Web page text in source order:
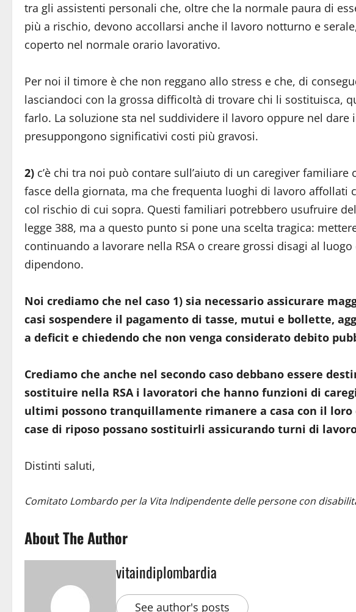
tra gli assistenti personali che, oltre che la normale paura di
più a rischio, devono accollarsi anche il lavoro notturno e
coperto nel normale orario lavorativo.
Per noi il timore è che non reggano allo stress e che, di
lasciandoci con la grossa difficoltà di trovare chi li sostituisca,
farlo. La soluzione sta nel suddividere il lavoro oppure nel
presuppongono significativi costi più gravosi.
2) c’è chi tra noi può contare sull’aiuto di un caregiver familiare
fasce della giornata, ma che frequenta luoghi di lavoro affollati
col rischio di cui sopra. Questi familiari potrebbero usufruire
legge 388, ma a questo punto si pone una scelta tragica:
continuando a lavorare nella RSA o creare grossi disagi al
dipendono.
Noi crediamo che nel caso 1) sia necessario assicurare
casi sospendere il pagamento di tasse, mutui e bollette,
a deficit e chiedendo che non venga considerato debito
Crediamo che anche nel secondo caso debbano essere
sostituire nella RSA i lavoratori che hanno funzioni di
ultimi possono tranquillamente rimanere a casa con il
case di riposo possano sostituirli assicurando turni di
Distinti saluti,
Comitato Lombardo per la Vita Indipendente delle persone con
About The Author
vitaindiplombardia
See author's posts